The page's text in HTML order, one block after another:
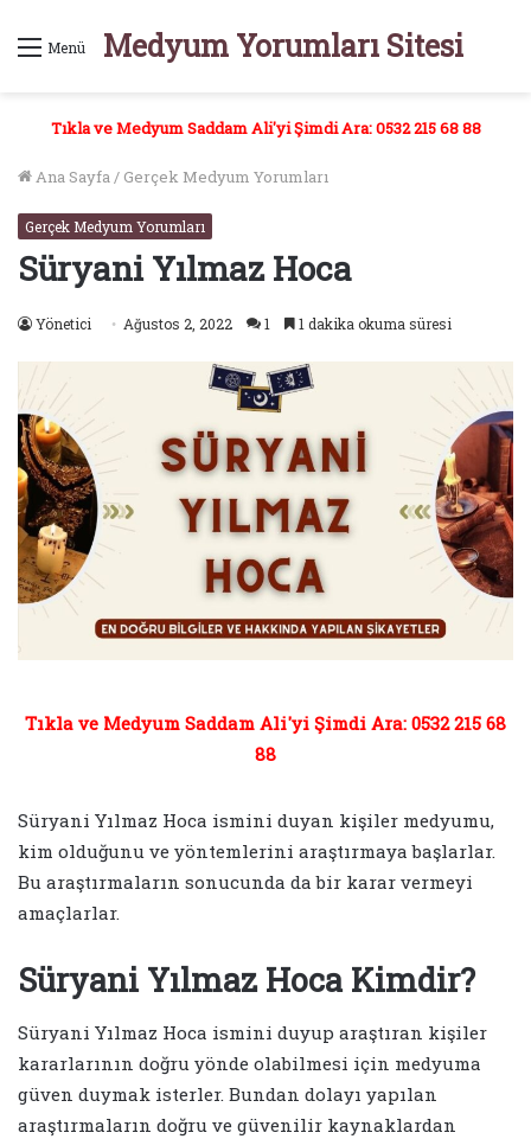
Menü Medyum Yorumları Sitesi
Tıkla ve Medyum Saddam Ali'yi Şimdi Ara: 0532 215 68 88
Ana Sayfa/ Gerçek Medyum Yorumları
Gerçek Medyum Yorumları
Süryani Yılmaz Hoca
Yönetici Ağustos 2, 2022 1 1 dakika okuma süresi
Tıkla ve Medyum Saddam Ali'yi Şimdi Ara: 0532 215 68
88
Süryani Yılmaz Hoca ismini duyan kişiler medyumu,
kim olduğunu ve yöntemlerini araştırmaya başlarlar.
Bu araştırmaların sonucunda da bir karar vermeyi
amaçlarlar.
Süryani Yılmaz Hoca Kimdir?
Süryani Yılmaz Hoca ismini duyup araştıran kişiler
kararlarının doğru yönde olabilmesi için medyuma
güven duymak isterler. Bundan dolayı yapılan
araştırmaların doğru ve güvenilir kaynaklardan